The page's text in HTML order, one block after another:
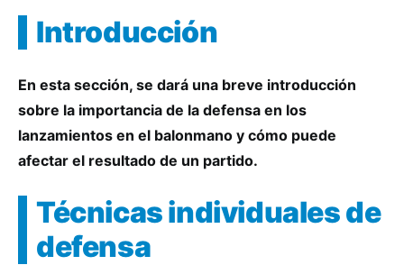
Introducción
En esta sección, se dará una breve introducción
sobre la importancia de la defensa en los
lanzamientos en el balonmano y cómo puede
afectar el resultado de un partido.
Técnicas individuales de
defensa